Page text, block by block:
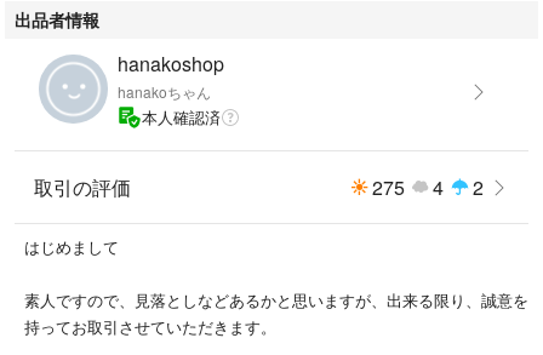
出品者情報
hanakoshop
hanakoちゃん
本人確認済
取引の評価 275 4 2
はじめまして
素人ですので、見落としなどあるかと思いますが、出来る限り、誠意を
持ってお取引させていただきます。